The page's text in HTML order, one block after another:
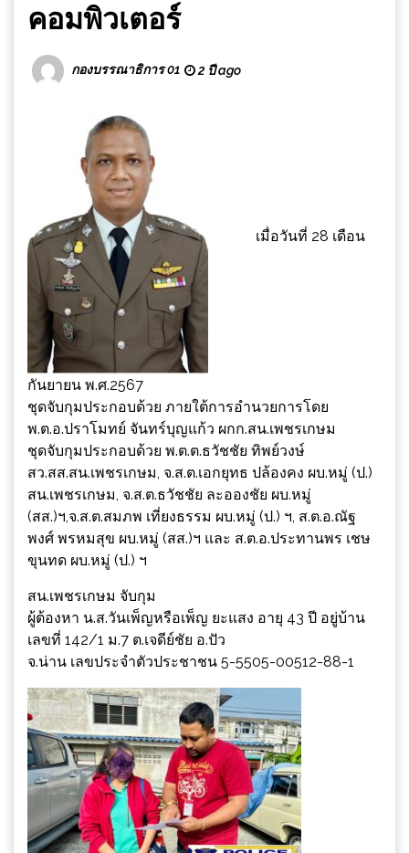
คอมพิวเตอร์
กองบรรณาธิการ 01 2 ปี ago
เมื่อวันที่ 28 เดือน
กันยายน พ.ศ.2567
ชุดจับกุมประกอบด้วย ภายใต้การอำนวยการโดย
พ.ต.อ.ปราโมทย์ จันทร์บุญแก้ว ผกก.สน.เพชรเกษม
ชุดจับกุมประกอบด้วย พ.ต.ต.ธวัชชัย ทิพย์วงษ์
สว.สส.สน.เพชรเกษม, จ.ส.ต.เอกยุทธ ปล้องคง ผบ.หมู่ (ป.)
สน.เพชรเกษม, จ.ส.ต.ธวัชชัย ละอองชัย ผบ.หมู่
(สส.)ฯ,จ.ส.ต.สมภพ เที่ยงธรรม ผบ.หมู่ (ป.) ฯ, ส.ต.อ.ณัฐ
พงศ์ พรหมสุข ผบ.หมู่ (สส.)ฯ และ ส.ต.อ.ประทานพร เชษ
ขุนทด ผบ.หมู่ (ป.) ฯ
สน.เพชรเกษม จับกุม
ผู้ต้องหา น.ส.วันเพ็ญหรือเพ็ญ ยะแสง อายุ 43 ปี อยู่บ้าน
เลขที่ 142/1 ม.7 ต.เจดีย์ชัย อ.ปัว
จ.น่าน เลขประจำตัวประชาชน 5-5505-00512-88-1